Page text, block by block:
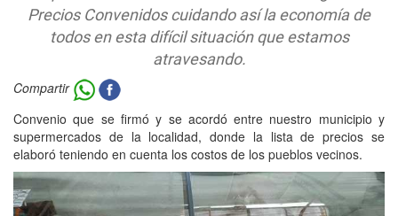
Precios Convenidos cuidando así la economía de
todos en esta difícil situación que estamos
atravesando.
Compartir
Convenio que se firmó y se acordó entre nuestro municipio y
supermercados de la localidad, donde la lista de precios se
elaboró teniendo en cuenta los costos de los pueblos vecinos.